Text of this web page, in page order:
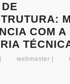
COM A
07/07/2026webmaster